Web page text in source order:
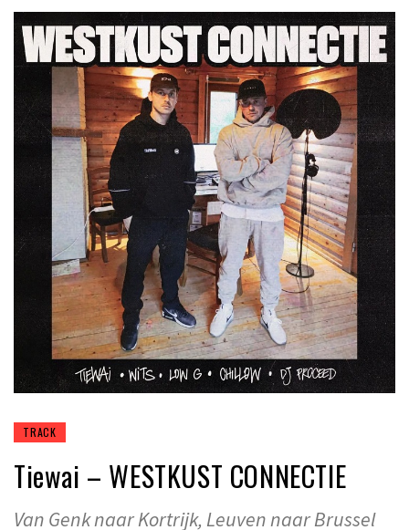
TRACK
Tiewai – WESTKUST CONNECTIE
Van Genk naar Kortrijk, Leuven naar Brussel